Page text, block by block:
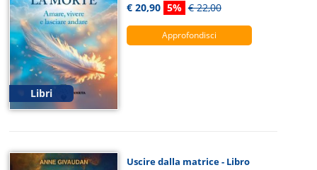
Libri
€ 20,90 5% € 22,00
Approfondisci
Uscire dalla matrice - Libro